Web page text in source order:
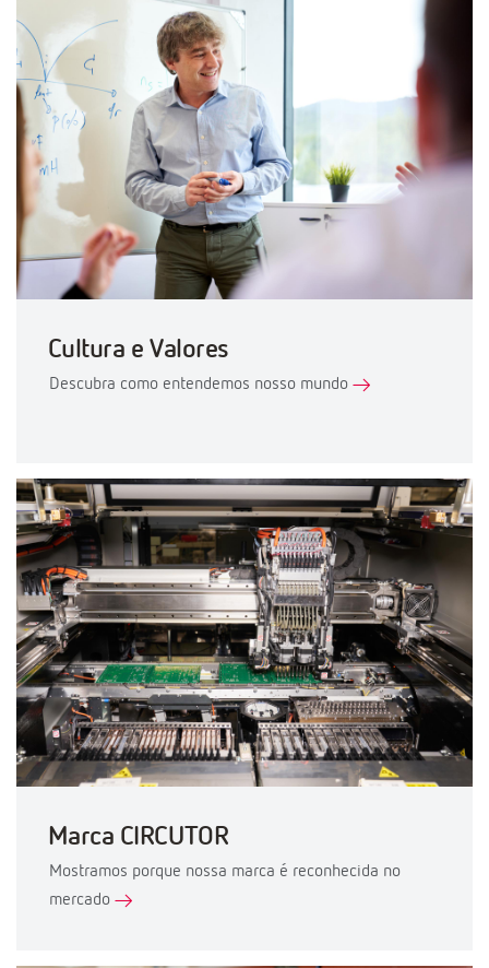
Cultura e Valores
Descubra como entendemos nosso mundo
Marca CIRCUTOR
Mostramos porque nossa marca é reconhecida no
mercado